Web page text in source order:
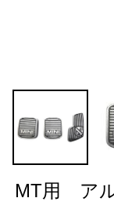
チームマルヤマ
デルタ秘蔵のレー
MT用 ア